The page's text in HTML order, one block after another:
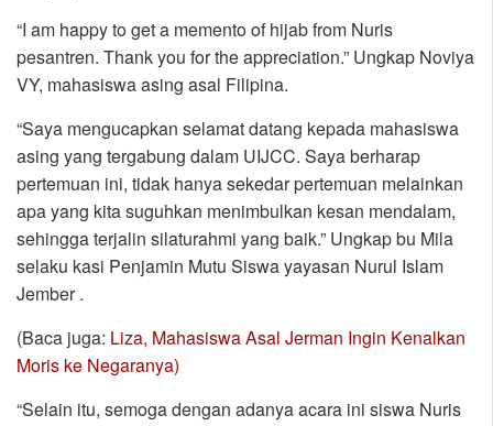
“I am happy to get a memento of hijab from Nuris
pesantren. Thank you for the appreciation.” Ungkap Noviya
VY, mahasiswa asing asal Filipina.
“Saya mengucapkan selamat datang kepada mahasiswa
asing yang tergabung dalam UIJCC. Saya berharap
pertemuan ini, tidak hanya sekedar pertemuan melainkan
apa yang kita suguhkan menimbulkan kesan mendalam,
sehingga terjalin silaturahmi yang baik.” Ungkap bu Mila
selaku kasi Penjamin Mutu Siswa yayasan Nurul Islam
Jember .
(Baca juga: Liza, Mahasiswa Asal Jerman Ingin Kenalkan
Moris ke Negaranya)
“Selain itu, semoga dengan adanya acara ini siswa Nuris